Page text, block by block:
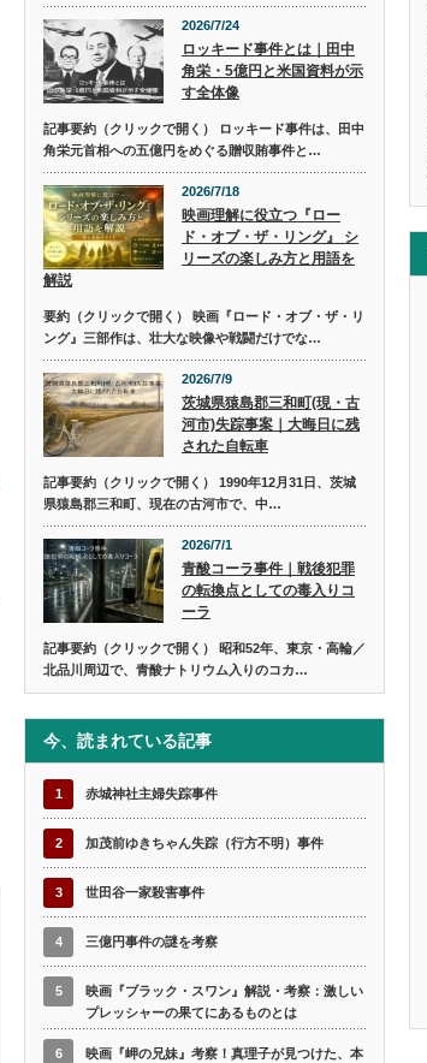
2026/7/24
ロッキード事件とは｜田中
角栄・5億円と米国資料が示
す全体像
記事要約（クリックで開く） ロッキード事件は、田中
角栄元首相への五億円をめぐる贈収賄事件と…
2026/7/18
映画理解に役立つ『ロー
ド・オブ・ザ・リング』 シ
リーズの楽しみ方と用語を
解説
要約（クリックで開く） 映画『ロード・オブ・ザ・リ
ング』三部作は、壮大な映像や戦闘だけでな…
2026/7/9
茨城県猿島郡三和町(現・古
河市)失踪事案｜大晦日に残
された自転車
記事要約（クリックで開く） 1990年12月31日、茨城
県猿島郡三和町、現在の古河市で、中…
2026/7/1
青酸コーラ事件｜戦後犯罪
の転換点としての毒入りコ
ーラ
記事要約（クリックで開く） 昭和52年、東京・高輪／
北品川周辺で、青酸ナトリウム入りのコカ…
今、読まれている記事
1 赤城神社主婦失踪事件
2 加茂前ゆきちゃん失踪（行方不明）事件
3 世田谷一家殺害事件
4 三億円事件の謎を考察
5
映画『ブラック・スワン』解説・考察：激しい
プレッシャーの果てにあるものとは
6
映画『岬の兄妹』考察！真理子が見つけた、本